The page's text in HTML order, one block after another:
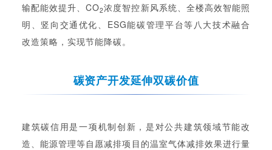
输配能效提升、CO2浓度智控新风系统、全楼高效智能照
明、竖向交通优化、ESG能碳管理平台等八大技术融合
改造策略，实现节能降碳。
碳资产开发延伸双碳价值
建筑碳信用是一项机制创新，是对公共建筑领域节能改
造、能源管理等自愿减排项目的温室气体减排效果进行量